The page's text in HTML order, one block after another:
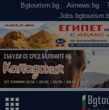
Bgtourism.bg Airnews.bg